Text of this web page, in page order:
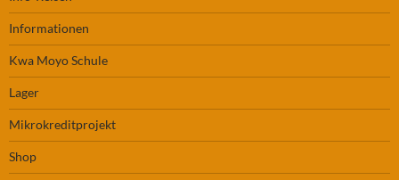
Informationen
Kwa Moyo Schule
Lager
Mikrokreditprojekt
Shop